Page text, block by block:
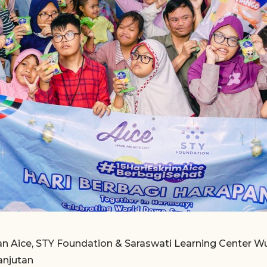
Aice, STY Foundation & Saraswati Learning Center